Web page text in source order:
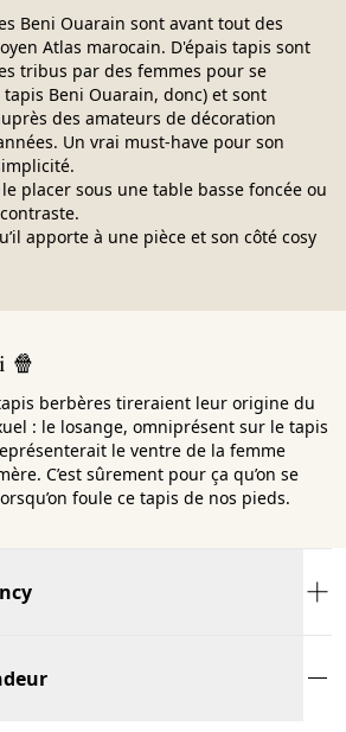
Beni Ouarain sont avant tout des
Atlas marocain. D'épais tapis sont
tribus par des femmes pour se
Beni Ouarain, donc) et sont
des amateurs de décoration
Un vrai must-have pour son
le placer sous une table basse foncée ou
apporte à une pièce et son côté cosy
🍿
berbères tireraient leur origine du
: le losange, omniprésent sur le tapis
le ventre de la femme
C’est sûrement pour ça qu’on se
foule ce tapis de nos pieds.